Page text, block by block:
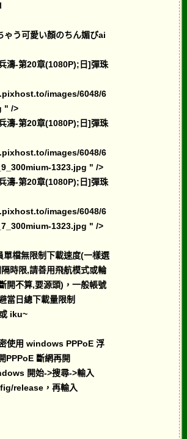
ゃう可愛い顏のちん媚びai
濤-第20章(1080P);日]彈珠
images/6048/6
" />
濤-第20章(1080P);日]彈珠
images/6048/6
1323.jpg " />
濤-第20章(1080P);日]彈珠
images/6048/6
1323.jpg " />
檔無限制下載速度(一樣選
時限,請善用飛航模式或輪
開不算,要源頭)，一般帳號
當日總下載量限制
iku~
使用 windows PPPoE 浮
PPPoE 斷網再開
開始->搜尋->輸入
release，再輸入